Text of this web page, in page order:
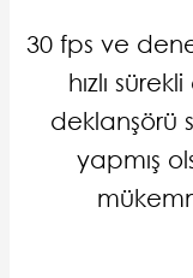
30 fps ve
hızlı
deklanşörü
yapmış